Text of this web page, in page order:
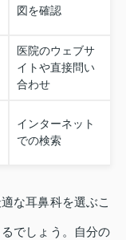
図を確認
医院のウェブサ
イトや直接問い
合わせ
インターネット
での検索
な耳鼻科を選ぶこ
でしょう。自分の